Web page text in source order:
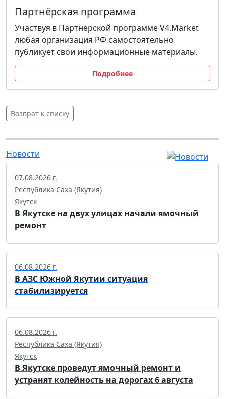
Партнёрская программа
Участвуя в Партнёрской программе V4.Market
любая организация РФ самостоятельно
публикует свои информационные материалы.
Подробнее
Возврат к списку
Новости
07.08.2026 г.
Республика Саха (Якутия)
Якутск
В Якутске на двух улицах начали ямочный
ремонт
06.08.2026 г.
В АЗС Южной Якутии ситуация
стабилизируется
06.08.2026 г.
Республика Саха (Якутия)
Якутск
В Якутске проведут ямочный ремонт и
устранят колейность на дорогах 6 августа